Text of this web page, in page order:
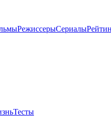
РежиссерыСериалы
Тесты